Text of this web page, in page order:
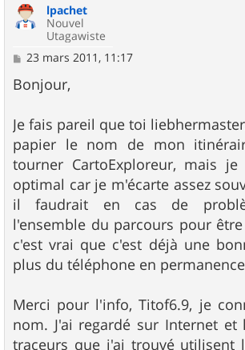
lpachet
Nouvel
Utagawiste
M
s
s
g
e
23 mars 2011, 11:17
Bonjour,
Je fais pareil que toi
papier le nom de mon
tourner CartoExploreur, mais
optimal car je m'écarte assez
il faudrait en cas de
l'ensemble du parcours pour
c'est vrai que c'est déjà une
plus du téléphone en
Merci pour l'info, Titof6.9, je
nom. J'ai regardé sur Internet et
traceurs que j'ai trouvé utilisent